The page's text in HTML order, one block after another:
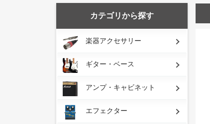
カテゴリから探す
楽器アクセサリー
ギター・ベース
アンプ・キャビネット
エフェクター